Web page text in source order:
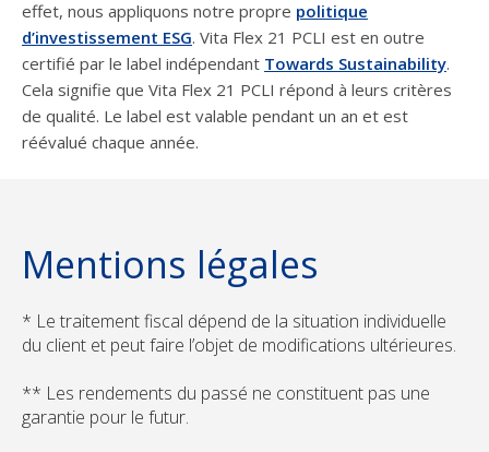
effet, nous appliquons notre propre politique
d’investissement ESG. Vita Flex 21 PCLI est en outre
certifié par le label indépendant Towards Sustainability.
Cela signifie que Vita Flex 21 PCLI répond à leurs critères
de qualité. Le label est valable pendant un an et est
réévalué chaque année.
Mentions légales
* Le traitement fiscal dépend de la situation individuelle
du client et peut faire l’objet de modifications ultérieures.
** Les rendements du passé ne constituent pas une
garantie pour le futur.